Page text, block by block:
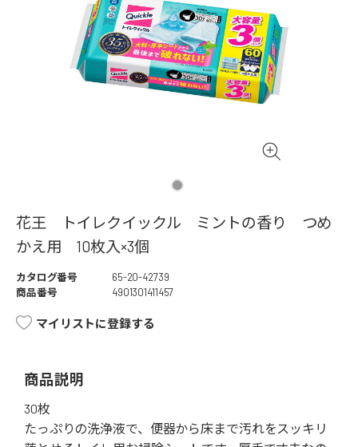
花王 トイレクイックル ミントの香り つめ
かえ用 10枚入×3個
カタログ番号
65-20-42739
商品番号
4901301411457
マイリストに登録する
商品説明
30枚
たっぷりの洗浄液で、便器から床まで汚れをスッキリ